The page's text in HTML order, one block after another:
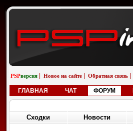
PSPверсия Новое на сайте Обратная связь
ГЛАВНАЯ ЧАТ ФОРУМ
Сходки Новости